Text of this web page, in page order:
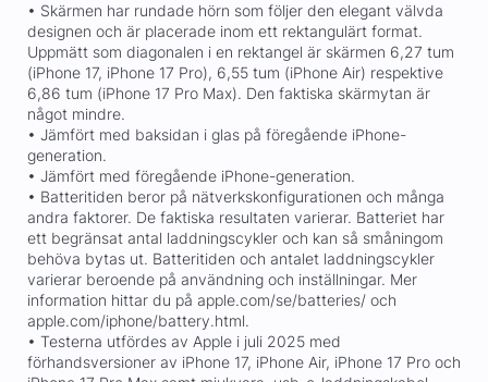
• Skärmen har rundade hörn som följer den elegant välvda
designen och är placerade inom ett rektangulärt format.
Uppmätt som diagonalen i en rektangel är skärmen 6,27 tum
(iPhone 17, iPhone 17 Pro), 6,55 tum (iPhone Air) respektive
6,86 tum (iPhone 17 Pro Max). Den faktiska skärmytan är
något mindre.
• Jämfört med baksidan i glas på föregående iPhone-
generation.
• Jämfört med föregående iPhone-generation.
• Batteritiden beror på nätverkskonfigurationen och många
andra faktorer. De faktiska resultaten varierar. Batteriet har
ett begränsat antal laddningscykler och kan så småningom
behöva bytas ut. Batteritiden och antalet laddningscykler
varierar beroende på användning och inställningar. Mer
information hittar du på apple.com/se/batteries/ och
apple.com/iphone/battery.html.
• Testerna utfördes av Apple i juli 2025 med
förhandsversioner av iPhone 17, iPhone Air, iPhone 17 Pro och